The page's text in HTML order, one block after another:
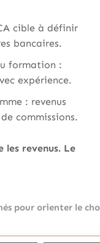
cible à définir
bancaires.
formation :
expérience.
: revenus
commissions.
les revenus. Le
pour orienter le